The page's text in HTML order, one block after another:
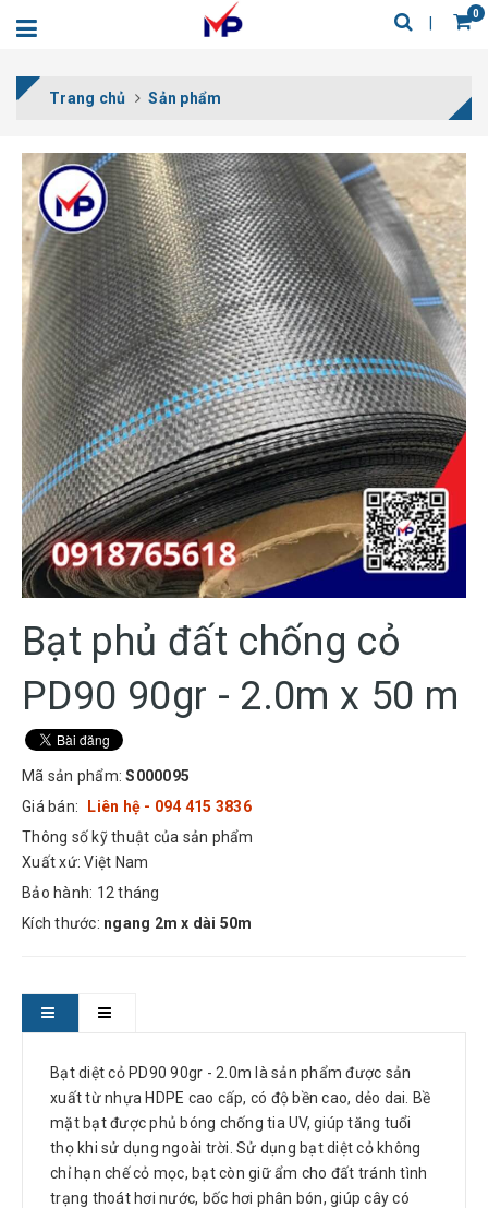
0
Trang chủ Sản phẩm
Bạt phủ đất chống cỏ
PD90 90gr - 2.0m x 50 m
Mã sản phẩm:S000095
Giá bán:
Liên hệ - 094 415 3836
Thông số kỹ thuật của sản phẩm
Xuất xứ: Việt Nam
Bảo hành: 12 tháng
Kích thước: ngang 2m x dài 50m
Bạt diệt cỏ PD90 90gr - 2.0m là sản phẩm được sản
xuất từ nhựa HDPE cao cấp, có độ bền cao, dẻo dai. Bề
mặt bạt được phủ bóng chống tia UV, giúp tăng tuổi
thọ khi sử dụng ngoài trời. Sử dụng bạt diệt cỏ không
chỉ hạn chế cỏ mọc, bạt còn giữ ẩm cho đất tránh tình
trạng thoát hơi nước, bốc hơi phân bón, giúp cây có